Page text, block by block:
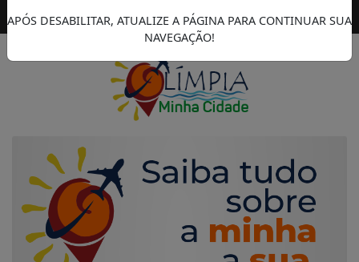
Entrar
APÓS DESABILITAR, ATUALIZE A PÁGINA PARA CONTINUAR SUA
NAVEGAÇÃO!